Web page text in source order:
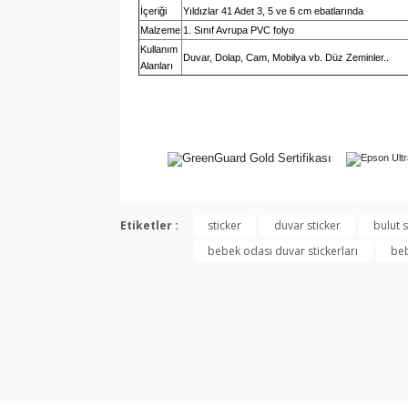
İçeriği
Yıldızlar 41 Adet 3, 5 ve 6 cm ebatlarında
Malzeme 1. Sınıf Avrupa PVC folyo
Kullanım
Alanları
Duvar, Dolap, Cam, Mobilya vb. Düz Zeminler..
Görüş ve önerileriniz için teşekkür ederiz.
Etiketler : sticker duvar sticker bulut
bebek odası duvar stickerları